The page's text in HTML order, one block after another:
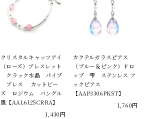
クリスタルキャッツアイ
（ローズ）ブレスレット
クラック水晶 パイプ
ブレス カットビー
ズ ロジウム バングル
風【AAL6125CRRA】
1,430円
カクテルガラスピアス
（ブルー＆ピンク）ドロ
ップ 雫 ステンレス フ
ックピアス
【AAP3306PKST】
1,760円